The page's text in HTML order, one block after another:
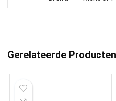
Gerelateerde Producten